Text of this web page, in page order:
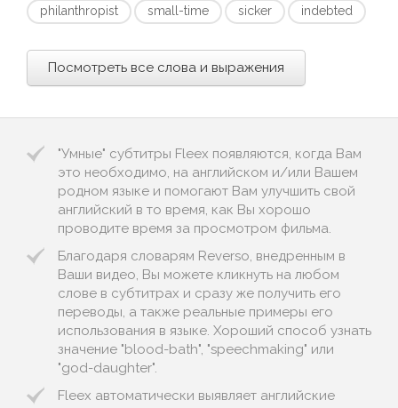
philanthropist
small-time sicker indebted
Посмотреть все слова и выражения
"Умные" субтитры Fleex появляются, когда Вам
это необходимо, на английском и/или Вашем
родном языке и помогают Вам улучшить свой
английский в то время, как Вы хорошо
проводите время за просмотром фильма.
Благодаря словарям Reverso, внедренным в
Ваши видео, Вы можете кликнуть на любом
слове в субтитрах и сразу же получить его
переводы, а также реальные примеры его
использования в языке. Хороший способ узнать
значение "blood-bath", "speechmaking" или
"god-daughter".
Fleex автоматически выявляет английские